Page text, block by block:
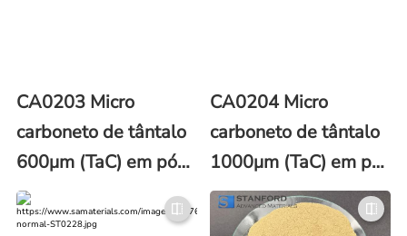
CA0203 Micro
carboneto de tântalo
600μm (TaC) em pó
(número CAS 12070-
06-3)
CA0204 Micro
carboneto de tântalo
1000μm (TaC) em pó
(número CAS 12070-
06-3)